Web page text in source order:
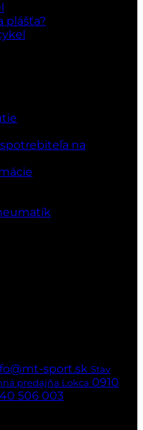
plášťa?
na
sport.sk Stav
predajňa Lokca 0910
506 003